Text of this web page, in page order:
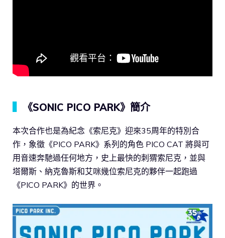
《SONIC PICO PARK》簡介
本次合作也是為紀念《索尼克》迎來35周年的特別合
作，象徵《PICO PARK》系列的角色 PICO CAT 將與可
用音速奔馳過任何地方，史上最快的刺猬索尼克，並與
塔爾斯、納克魯斯和艾咪幾位索尼克的夥伴一起跑過
《PICO PARK》的世界。